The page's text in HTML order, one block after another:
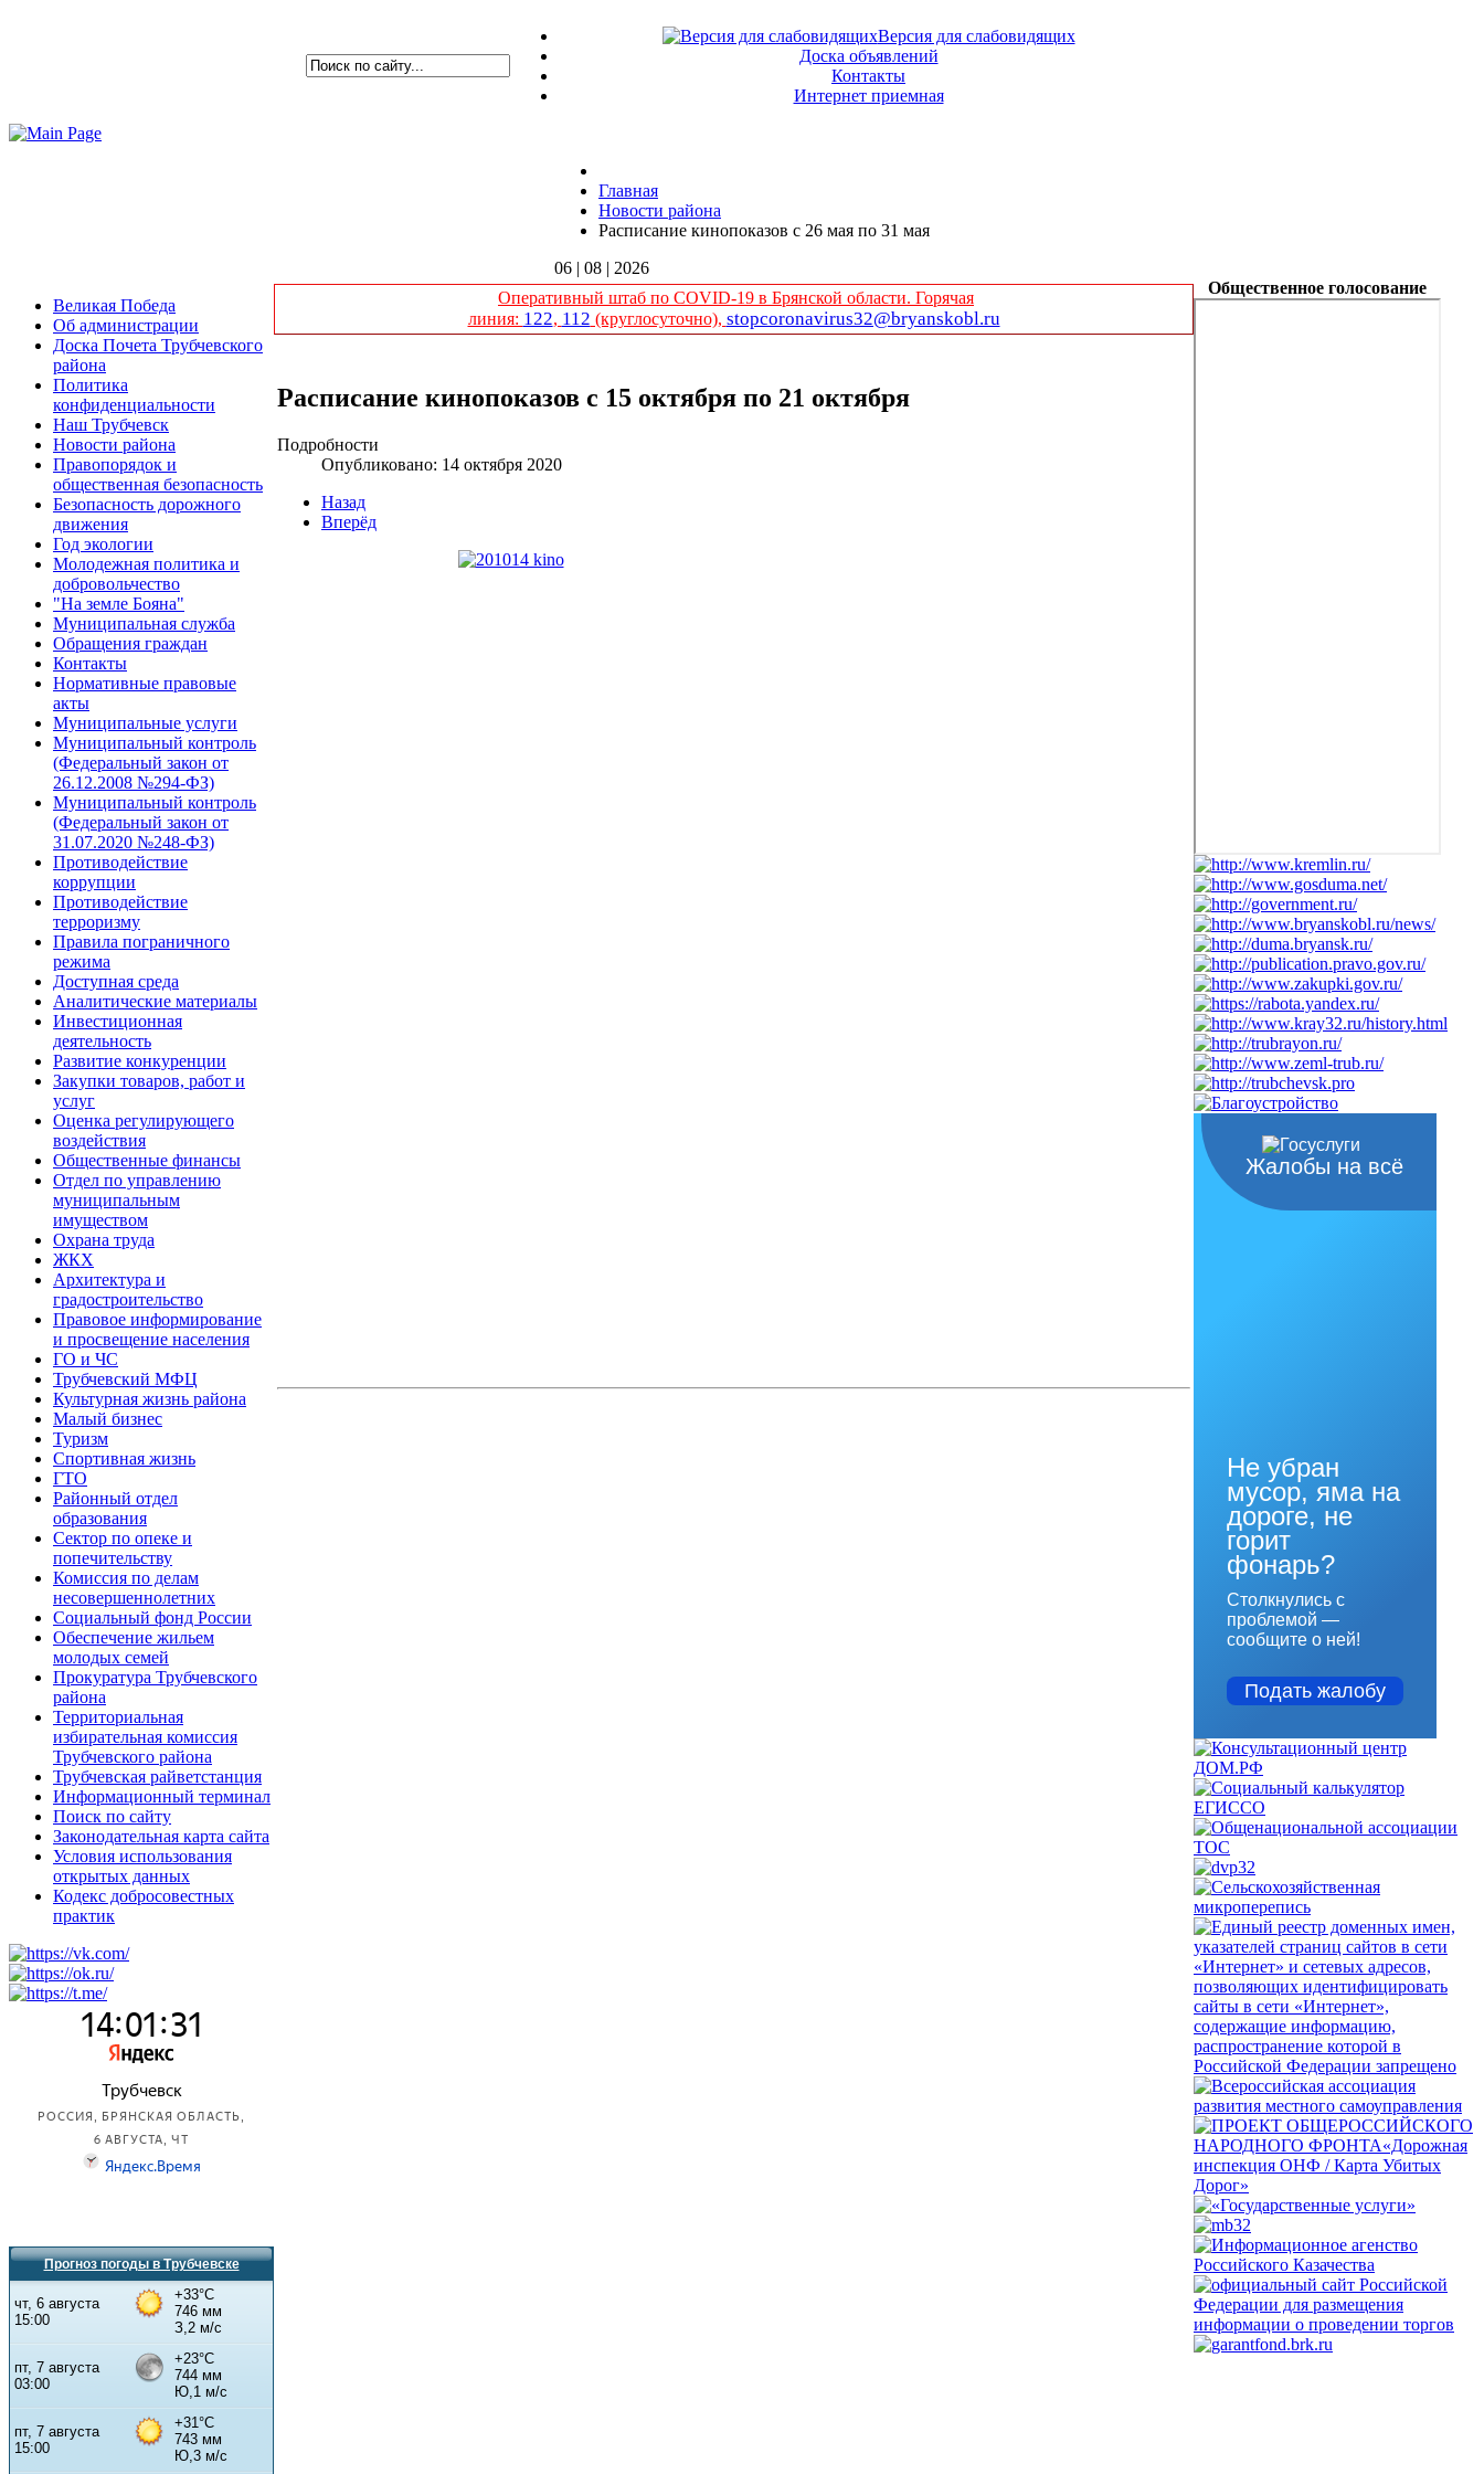
Версия для слабовидящих
Доска объявлений
Контакты
Интернет приемная
Главная
Новости района
Расписание кинопоказов с 26 мая по 31 мая
06 | 08 | 2026
Великая Победа
Об администрации
Доска Почета Трубчевского
района
Политика
конфиденциальности
Наш Трубчевск
Новости района
Правопорядок и
общественная безопасность
Безопасность дорожного
движения
Год экологии
Молодежная политика и
добровольчество
"На земле Бояна"
Муниципальная служба
Обращения граждан
Контакты
Нормативные правовые
акты
Муниципальные услуги
Муниципальный контроль
(Федеральный закон от
26.12.2008 №294-ФЗ)
Муниципальный контроль
(Федеральный закон от
31.07.2020 №248-ФЗ)
Противодействие
коррупции
Противодействие
терроризму
Правила пограничного
режима
Доступная среда
Аналитические материалы
Инвестиционная
деятельность
Развитие конкуренции
Закупки товаров, работ и
услуг
Оценка регулирующего
воздействия
Общественные финансы
Отдел по управлению
муниципальным
имуществом
Охрана труда
ЖКХ
Архитектура и
градостроительство
Правовое информирование
и просвещение населения
ГО и ЧС
Трубчевский МФЦ
Культурная жизнь района
Малый бизнес
Туризм
Спортивная жизнь
ГТО
Районный отдел
образования
Сектор по опеке и
попечительству
Комиссия по делам
несовершеннолетних
Социальный фонд России
Обеспечение жильем
молодых семей
Прокуратура Трубчевского
района
Территориальная
избирательная комиссия
Трубчевского района
Трубчевская райветстанция
Информационный терминал
Поиск по сайту
Законодательная карта сайта
Условия использования
открытых данных
Кодекс добросовестных
практик
Прогноз погоды в Трубчевске
Оперативный штаб по COVID-19 в Брянской области. Горячая
линия: 122, 112 (круглосуточно), stopcoronavirus32@bryanskobl.ru
Расписание кинопоказов с 15 октября по 21 октября
Подробности
Опубликовано: 14 октября 2020
Назад
Вперёд
Общественное голосование
Жалобы на всё
Не убран
мусор, яма на
дороге, не
горит
фонарь?
Столкнулись с
проблемой —
сообщите о ней!
Подать жалобу